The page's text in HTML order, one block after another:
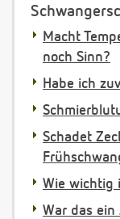
Macht
noch Sinn?
Habe ich
Schadet
Wie wichtig
War das ein